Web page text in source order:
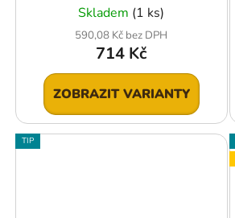
Skladem (1 ks)
590,08 Kč bez DPH
714 Kč
ZOBRAZIT VARIANTY
TIP